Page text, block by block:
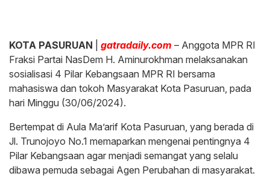
KOTA PASURUAN gatradaily.com – Anggota MPR RI
Fraksi Partai NasDem H. Aminurokhman melaksanakan
sosialisasi 4 Pilar Kebangsaan MPR RI bersama
mahasiswa dan tokoh Masyarakat Kota Pasuruan, pada
hari Minggu (30/06/2024).
Bertempat di Aula Ma’arif Kota Pasuruan, yang berada di
Jl. Trunojoyo No.1 memaparkan mengenai pentingnya 4
Pilar Kebangsaan agar menjadi semangat yang selalu
dibawa pemuda sebagai Agen Perubahan di masyarakat.